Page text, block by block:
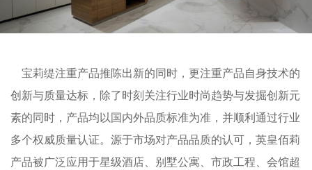
宝莉缇注重产品推陈出新的同时，更注重产品自身技术的
创新与质量达标，除了时刻关注行业时尚趋势与发掘创新元
素的同时，产品均以国内外品质标准为准，并顺利通过行业
多个权威质量认证。源于市场对产品品质的认可，英皇佰莉
产品被广泛应用于星级酒店、别墅公寓、市政工程、会馆超